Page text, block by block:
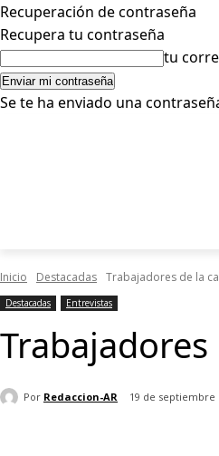
Recuperación de contraseña
Recupera tu contraseña
tu
Se te ha enviado una
Inicio Destacadas Trabajadores de la
Destacadas Entrevistas
Por Redaccion-AR 19 de septiembre